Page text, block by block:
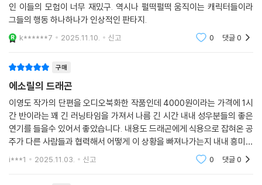
인 이들의 모험이 너무 재밌구. 역시나 펄떡펄떡 움직이는 캐릭터들이라
그들의 행동 하나하나가 인상적인 판타지.
k******7 2025.11.10. 신고 0 댓글0
구매
에소릴의 드래곤
이영도 작가의 단편을 오디오북화한 작품인데 4000원이라는 가격에 1시
간 반이라는 꽤 긴 러닝타임을 가져서 나름 긴 시간 내내 성우분들의 좋은
연기를 들을수 있어서 좋았습니다. 내용도 드래곤에게 식용으로 잡혀온 공
주가 다른 사람들과 협력해서 어떻게 이 상황을 빠져나가는지 내내 흥미진
진하게 들을수있었어요.
i***1 2025.11.03. 신고 0 댓글0